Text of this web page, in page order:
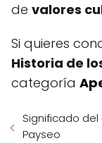
de valores
Si quieres
Historia de
categoría
Significado
Payseo